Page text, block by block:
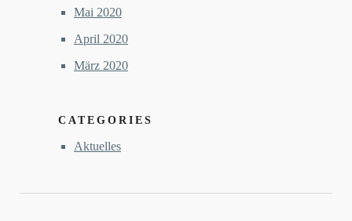
Mai 2020
April 2020
März 2020
CATEGORIES
Aktuelles